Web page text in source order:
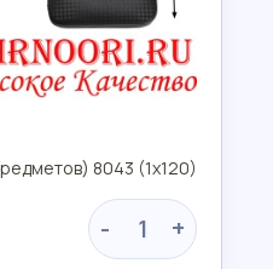
8043 (1х120)
- +